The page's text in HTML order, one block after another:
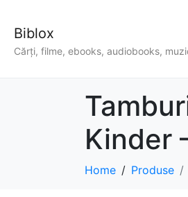
Biblox
Cărți, filme, ebooks, audiobooks,
Kinder
Home Produse